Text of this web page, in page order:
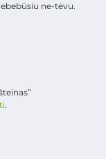
ne-tėvu.
.